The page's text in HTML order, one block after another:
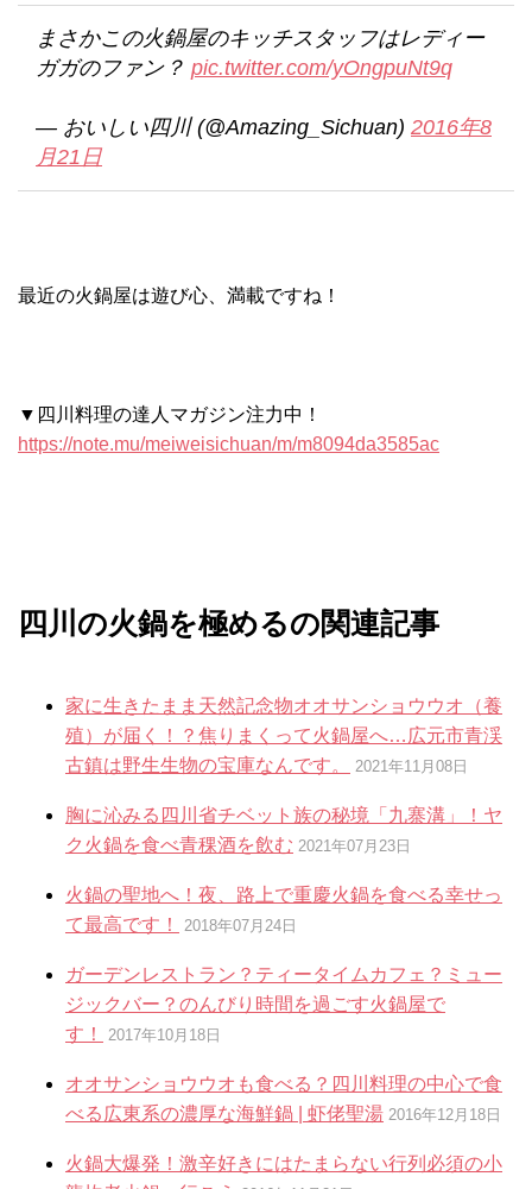
まさかこの火鍋屋のキッチスタッフはレディー
ガガのファン？ pic.twitter.com/yOngpuNt9q
— おいしい四川 (@Amazing_Sichuan) 2016年8
月21日
最近の火鍋屋は遊び心、満載ですね！
▼四川料理の達人マガジン注力中！
https://note.mu/meiweisichuan/m/m8094da3585ac
四川の火鍋を極めるの関連記事
家に生きたまま天然記念物オオサンショウウオ（養
殖）が届く！？焦りまくって火鍋屋へ…広元市青渓
古鎮は野生生物の宝庫なんです。
2021年11月08日
胸に沁みる四川省チベット族の秘境「九寨溝」！ヤ
ク火鍋を食べ青稞酒を飲む 2021年07月23日
火鍋の聖地へ！夜、路上で重慶火鍋を食べる幸せっ
て最高です！
2018年07月24日
ガーデンレストラン？ティータイムカフェ？ミュー
ジックバー？のんびり時間を過ごす火鍋屋で
す！
2017年10月18日
オオサンショウウオも食べる？四川料理の中心で食
べる広東系の濃厚な海鮮鍋 | 虾佬聖湯 2016年12月18日
火鍋大爆発！激辛好きにはたまらない行列必須の小